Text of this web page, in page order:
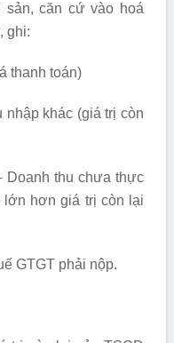
sản, căn cứ vào hoá
ghi:
thanh toán)
khác (giá trị còn
thu chưa thực
lớn hơn giá trị còn lại
phải nộp.